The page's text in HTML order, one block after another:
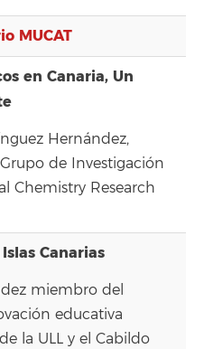
MUCAT
en Canaria, Un
Hernández,
de Investigación
Chemistry Research
Canarias
miembro del
educativa
la ULL y el Cabildo